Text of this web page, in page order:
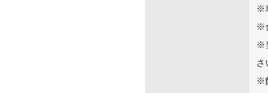
※
※
※
さ
※